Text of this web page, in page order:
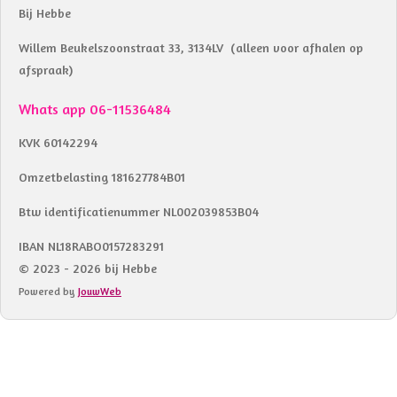
Bij Hebbe
Willem Beukelszoonstraat 33, 3134LV (alleen voor afhalen op
afspraak)
Whats app 06-11536484
KVK 60142294
Omzetbelasting 181627784B01
Btw identificatienummer NL002039853B04
IBAN NL18RABO0157283291
© 2023 - 2026 bij Hebbe
Powered by JouwWeb